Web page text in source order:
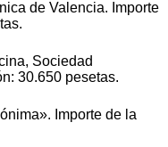
de Valencia. Importe
Sociedad
30.650 pesetas.
Importe de la